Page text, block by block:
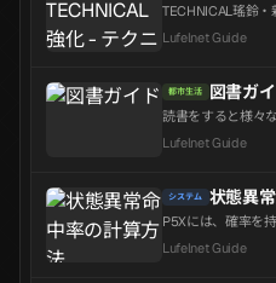
TECHNICAL瑤鈴
に活用する編成だ
結]といった属性異
れた近...
Lufelnet Guide
都市生活 図書ガ
読書をすると様々
ートスポットの解
に有用です。都市
トは行動力を消費
用意しておくこと
Lufelnet Guide
システム 状態異
P5Xには、確率を
表的な例としては
礎確率81.3%で敵
Lufelnet Guide